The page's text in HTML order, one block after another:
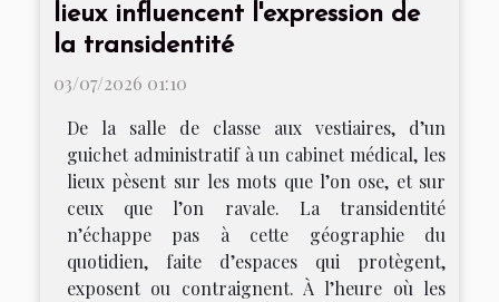
lieux influencent l'expression de
la transidentité
03/07/2026 01:10
De la salle de classe aux vestiaires, d’un
guichet administratif à un cabinet médical, les
lieux pèsent sur les mots que l’on ose, et sur
ceux que l’on ravale. La transidentité
n’échappe pas à cette géographie du
quotidien, faite d’espaces qui protègent,
exposent ou contraignent. À l’heure où les